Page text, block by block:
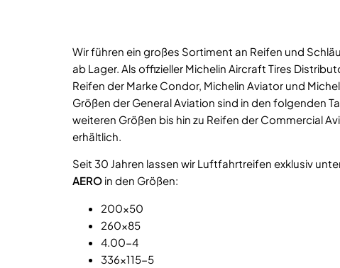
Wir führen ein großes Sortiment an Reifen und
ab Lager. Als offizieller Michelin Aircraft Tires
Reifen der Marke Condor, Michelin Aviator und
Größen der General Aviation sind in den folgenden
weiteren Größen bis hin zu Reifen der Commercial
erhältlich.
Seit 30 Jahren lassen wir Luftfahrtreifen exklusiv
AERO in den Größen:
200×50
260×85
4.00-4
336×115-5